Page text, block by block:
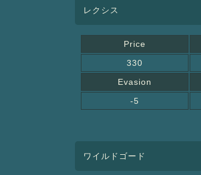
レクシス
Price
330
Evasion
-5
ワイルドゴード